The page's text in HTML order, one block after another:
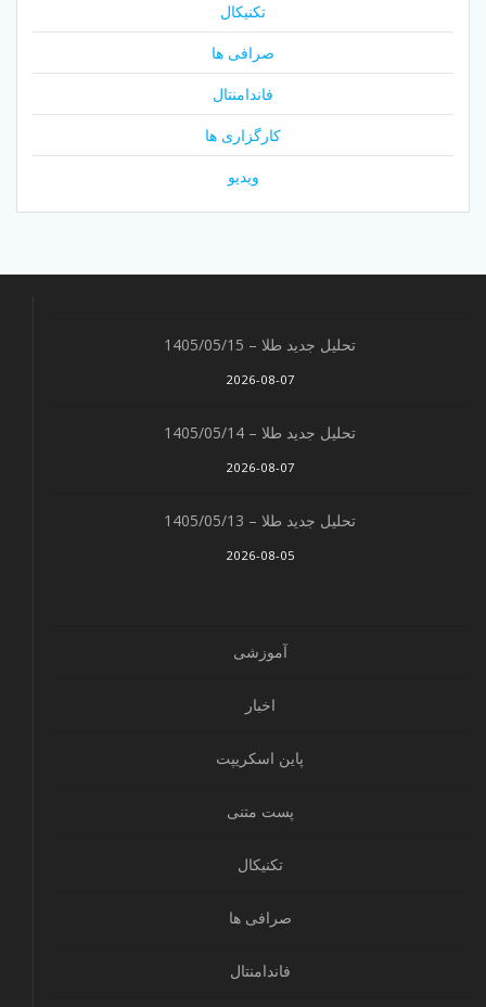
تکنیکال
صرافی ها
فاندامنتال
کارگزاری ها
ویدیو
تحلیل جدید طلا – 1405/05/15
2026-08-07
تحلیل جدید طلا – 1405/05/14
2026-08-07
تحلیل جدید طلا – 1405/05/13
2026-08-05
آموزشی
اخبار
پاین اسکریپت
پست متنی
تکنیکال
صرافی ها
فاندامنتال